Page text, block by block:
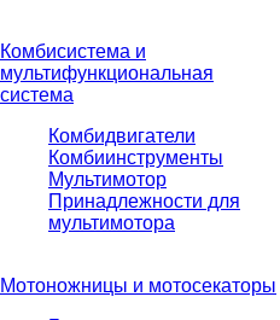
Комбисистема и
мультифункциональная
система
Комбидвигатели
Комбиинструменты
Мультимотор
Принадлежности для
мультимотора
Мотоножницы и мотосекаторы